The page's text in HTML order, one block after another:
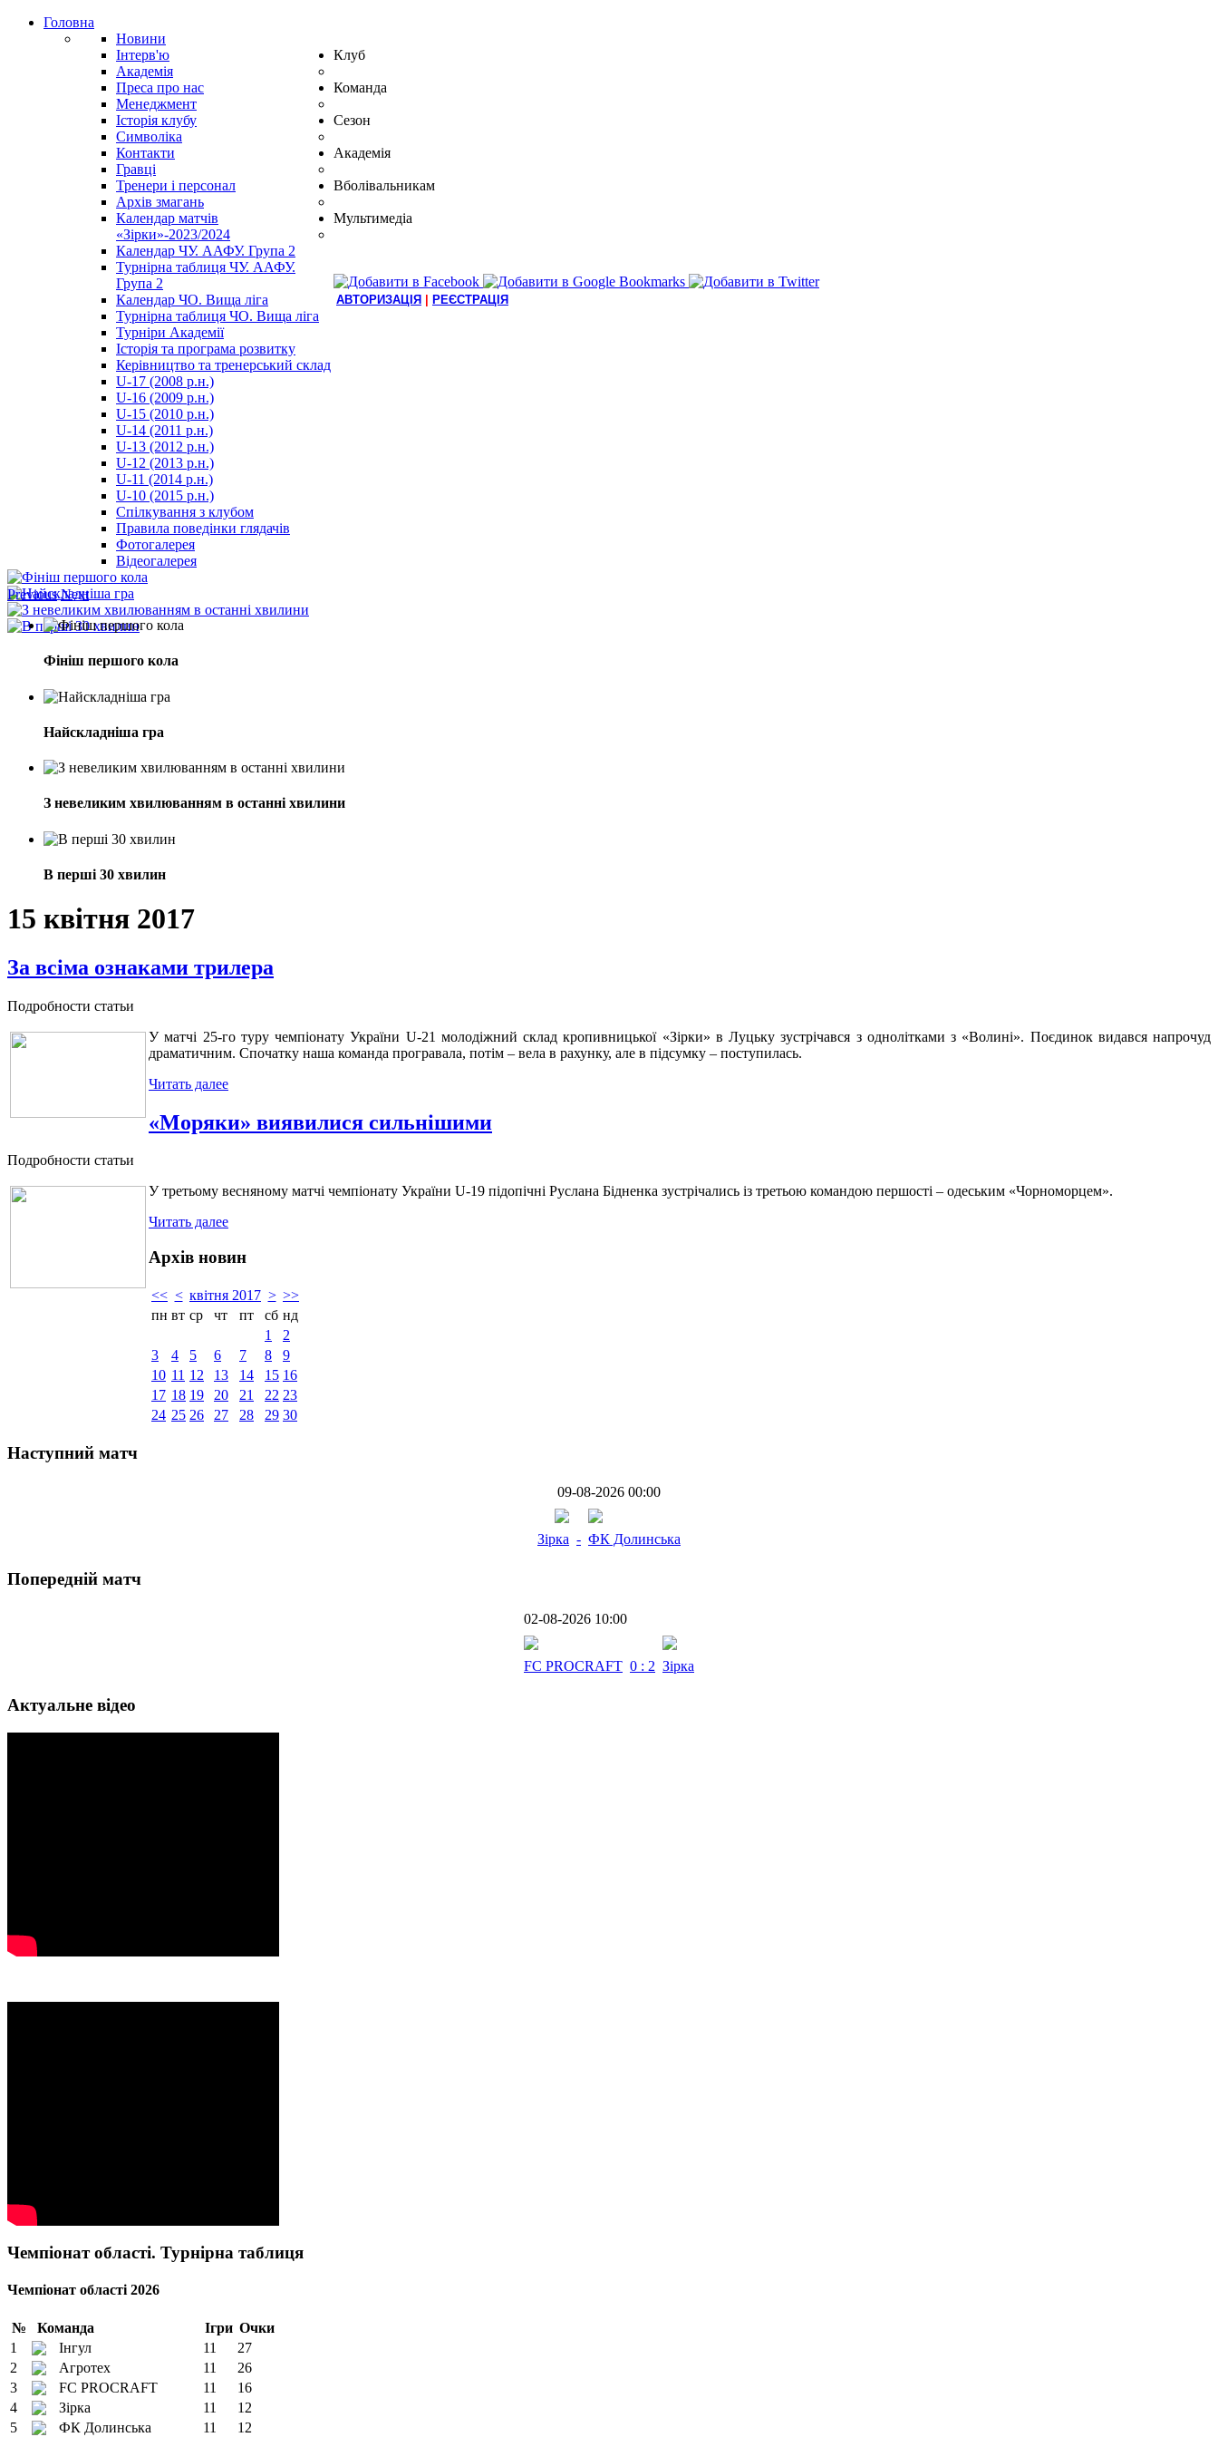
Головна
Новини
Інтерв'ю
Академія
Преса про нас
Клуб
Менеджмент
Історія клубу
Символіка
Контакти
Команда
Гравці
Тренери і персонал
Архів змагань
Сезон
Календар матчів
«Зірки»-2023/2024
Календар ЧУ. ААФУ. Група 2
Турнірна таблиця ЧУ. ААФУ.
Група 2
Календар ЧО. Вища ліга
Турнірна таблиця ЧО. Вища ліга
Академія
Турніри Академії
Історія та програма розвитку
Керівництво та тренерський склад
U-17 (2008 р.н.)
U-16 (2009 р.н.)
U-15 (2010 р.н.)
U-14 (2011 р.н.)
U-13 (2012 р.н.)
U-12 (2013 р.н.)
U-11 (2014 р.н.)
U-10 (2015 р.н.)
Вболівальникам
Спілкування з клубом
Правила поведінки глядачів
Мультимедіа
Фотогалерея
Відеогалерея
АВТОРИЗАЦІЯ РЕЄСТРАЦІЯ
Previous Next
Фініш першого кола
Найскладніша гра
З невеликим хвилюванням в останні хвилини
В перші 30 хвилин
15 квітня 2017
За всіма ознаками трилера
Подробности статьи
У матчі 25-го туру чемпіонату України U-21 молодіжний склад кропивницької «Зірки» в Луцьку зустрічався з однолітками з «Волині». Поєдинок видався напрочуд
драматичним. Спочатку наша команда програвала, потім – вела в рахунку, але в підсумку – поступилась.
Читать далее
«Моряки» виявилися сильнішими
Подробности статьи
У третьому весняному матчі чемпіонату України U-19 підопічні Руслана Бідненка зустрічались із третьою командою першості – одеським «Чорноморцем».
Читать далее
Архів новин
<< < квітня 2017 > >>
пн вт ср чт пт сб нд
1
2
3
4 5 6 7 8
9
10 11 12 13 14 15 16
17 18 19 20 21 22 23
24 25 26 27 28 29 30
Наступний матч
09-08-2026 00:00
Зірка - ФК Долинська
Попередній матч
02-08-2026 10:00
FC PROCRAFT 0 : 2 Зірка
Актуальне відео
Чемпіонат області. Турнірна таблиця
Чемпіонат області 2026
№ Команда Ігри Очки
1
Інгул 11
27
2
Агротех 11
26
3
FC PROCRAFT 11
16
4
Зірка 11
12
5
ФК Долинська 11 12